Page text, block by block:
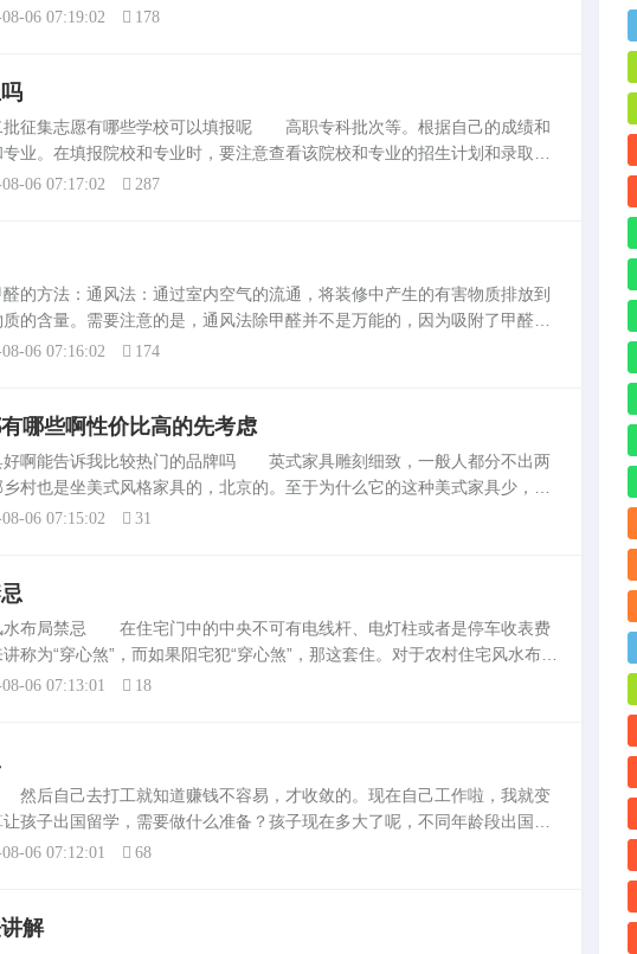
、some...
06 07:19:02 178
批征集志愿有哪些学校可以填报呢 高职专科批次等。根据自己的成绩和
业。在填报院校和专业时，要注意查看该院校和专业的招生计划和录取要
要根据当年的招生情况和缺额计划来确定。例如，在2023年，广西本科二
06 07:17:02 287
方法：通风法：通过室内空气的流通，将装修中产生的有害物质排放到
的含量。需要注意的是，通风法除甲醛并不是万能的，因为吸附了甲醛的
植物净化法：利用植物的光合作用、呼吸作用将装修污染物吸收掉。但
06 07:16:02 174
哪些啊性价比高的先考虑
好啊能告诉我比较热门的品牌吗 英式家具雕刻细致，一般人都分不出两
村也是坐美式风格家具的，北京的。至于为什么它的这种美式家具少，我
蛮多的，国内和国外的都有，美克.美家、Legaeg，classic尊尼博家等，
06 07:15:02 31
水布局禁忌 在住宅门中的中央不可有电线杆、电灯柱或者是停车收表费
称为“穿心煞”，而如果阳宅犯“穿心煞”，那这套住。对于农村住宅风水布
多人看来这些者将是迷信罢了，但它的存在却影响着大多数中国人的心理
06 07:13:01 18
后自己去打工就知道赚钱不容易，才收敛的。现在自己工作啦，我就变
孩子出国留学，需要做什么准备？孩子现在多大了呢，不同年龄段出国的
个合适的国家、一个合适的专业和一个合适的学校是最重要的，其次无论
06 07:12:01 68
解